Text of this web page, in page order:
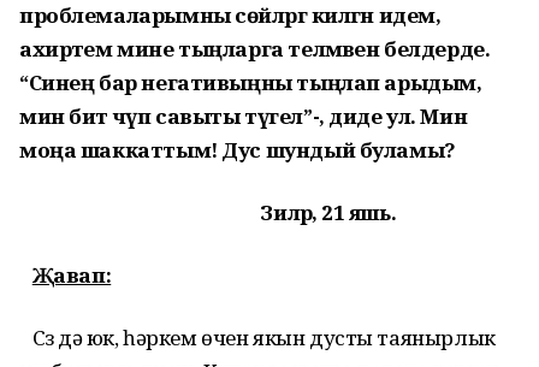
проблемаларымны сөйләргә килгән идем,
ахирәтем мине тыңларга теләмәвен белдерде.
“Синең бар негативыңны тыңлап арыдым,
мин бит чүп савыты түгел”-, диде ул. Мин
моңа шаккаттым! Дус шундый буламы?
Зиләрә, 21 яшь.
Җавап:
Сүз дә юк, һәркем өчен якын дусты таянырлык